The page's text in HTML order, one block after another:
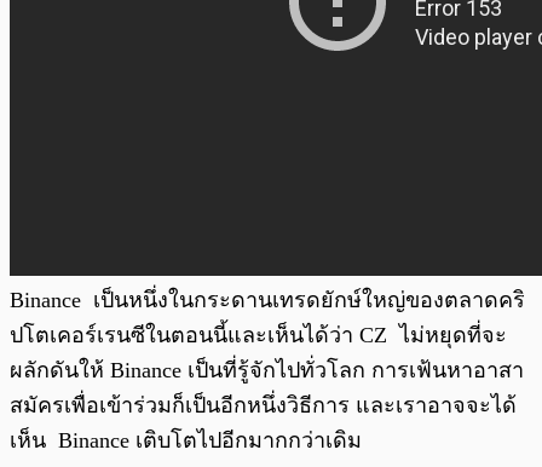
Binance เป็นหนึ่งในกระดานเทรดยักษ์ใหญ่ของตลาดคริ
ปโตเคอร์เรนซีในตอนนี้และเห็นได้ว่า CZ ไม่หยุดที่จะ
ผลักดันให้ Binance เป็นที่รู้จักไปทั่วโลก การเฟ้นหาอาสา
สมัครเพื่อเข้าร่วมก็เป็นอีกหนึ่งวิธีการ และเราอาจจะได้
เห็น Binance เติบโตไปอีกมากกว่าเดิม